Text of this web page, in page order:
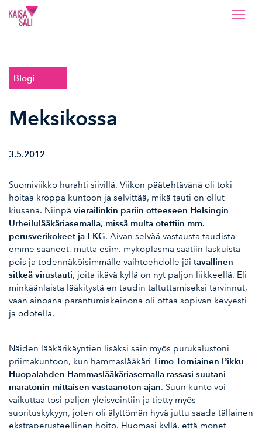
Kaisa Sali
Blogi
Meksikossa
3.5.2012
Suomiviikko hurahti siivillä. Viikon päätehtävänä oli toki
hoitaa kroppa kuntoon ja selvittää, mikä tauti on ollut
kiusana. Niinpä vierailinkin pariin otteeseen Helsingin
Urheilulääkäriasemalla, missä multa otettiin mm.
perusverikokeet ja EKG. Aivan selvää vastausta taudista
emme saaneet, mutta esim. mykoplasma saatiin laskuista
pois ja todennäköisimmälle vaihtoehdolle jäi tavallinen
sitkeä virustauti, joita ikävä kyllä on nyt paljon liikkeellä. Eli
minkäänlaista lääkitystä en taudin taltuttamiseksi tarvinnut,
vaan ainoana parantumiskeinona oli ottaa sopivan kevyesti
ja odotella.
Näiden lääkärikäyntien lisäksi sain myös purukalustoni
priimakuntoon, kun hammaslääkäri Timo Torniainen Pikku
Huopalahden Hammaslääkäriasemalla rassasi suutani
maratonin mittaisen vastaanoton ajan. Suun kunto voi
vaikuttaa tosi paljon yleisvointiin ja tietty myös
suorituskykyyn, joten oli älyttömän hyvä juttu saada tällainen
ekstraperusteellinen hoito. Huomasi kyllä, että monet